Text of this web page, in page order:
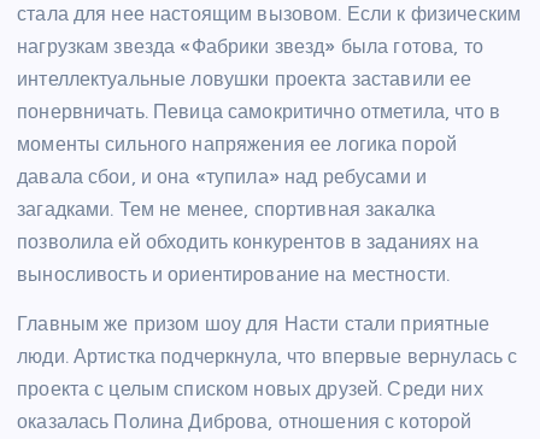
стала для нее настоящим вызовом. Если к физическим
нагрузкам звезда «Фабрики звезд» была готова, то
интеллектуальные ловушки проекта заставили ее
понервничать. Певица самокритично отметила, что в
моменты сильного напряжения ее логика порой
давала сбои, и она «тупила» над ребусами и
загадками. Тем не менее, спортивная закалка
позволила ей обходить конкурентов в заданиях на
выносливость и ориентирование на местности.
Главным же призом шоу для Насти стали приятные
люди. Артистка подчеркнула, что впервые вернулась с
проекта с целым списком новых друзей. Среди них
оказалась Полина Диброва, отношения с которой